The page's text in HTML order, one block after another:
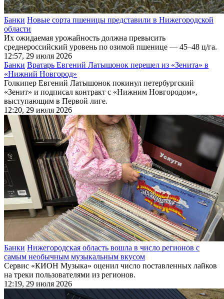
Банки Новые сорта пшеницы представили в Нижегородской
области
Их ожидаемая урожайность должна превысить
среднероссийский уровень по озимой пшенице — 45–48 ц/га.
12:57, 29 июля 2026
Банки Вратарь Евгений Латышонок перешел из «Зенита» в
«Нижний Новгород»
Голкипер Евгений Латышонок покинул петербургский
«Зенит» и подписал контракт с «Нижним Новгородом»,
выступающим в Первой лиге.
12:20, 29 июля 2026
Банки Нижегородская область вошла в число регионов с
самым необычным музыкальным вкусом
Сервис «КИОН Музыка» оценил число поставленных лайков
на треки пользователями из регионов.
12:19, 29 июля 2026